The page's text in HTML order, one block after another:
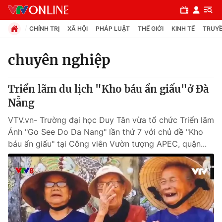
Chuyên mục
Chính trị
Xã hội
Pháp luật
Y tế
Thế giới
CHÍNH TRỊ XÃ HỘI PHÁP LUẬT THẾ GIỚI KINH TẾ
chuyên nghiệp
Triển lãm du lịch "Kho báu ẩn giấu"ở Đà
Nẵng
VTV.vn- Trường đại học Duy Tân vừa tổ chức Triển lãm
Ảnh "Go See Do Da Nang" lần thứ 7 với chủ đề "Kho
báu ẩn giấu" tại Công viên Vườn tượng APEC, quận...